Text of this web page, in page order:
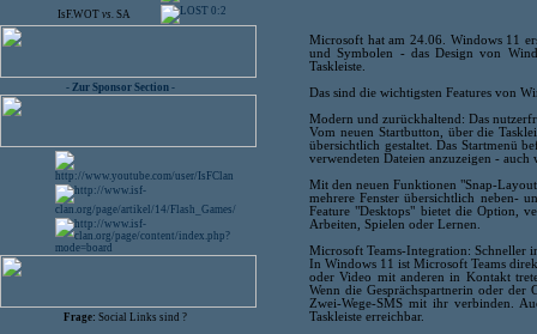
IsF.WOT vs. SA 0:2
- Zur Sponsor Section -
Frage: Social Links sind ?
Microsoft hat am 24.06. Windows 11
und Symbolen - das Design von
Taskleiste.
Das sind die wichtigsten Features von
Modern und zurückhaltend: Das
Vom neuen Startbutton, über die
übersichtlich gestaltet. Das Startmenü
verwendeten Dateien anzuzeigen -
Mit den neuen Funktionen "Snap-
mehrere Fenster übersichtlich neben-
Feature "Desktops" bietet die Option,
Arbeiten, Spielen oder Lernen.
Microsoft Teams-Integration: Schneller
In Windows 11 ist Microsoft Teams
oder Video mit anderen in Kontakt
Wenn die Gesprächspartnerin oder
Zwei-Wege-SMS mit ihr verbinden.
Taskleiste erreichbar.